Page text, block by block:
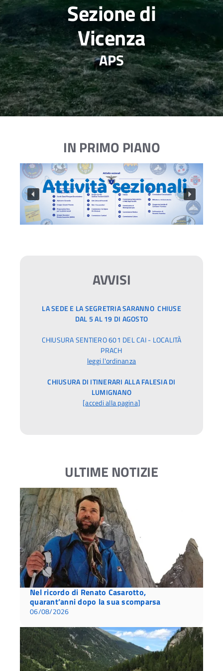
Sezione di
Vicenza
APS
IN PRIMO PIANO
AVVISI
LA SEDE E LA SEGRETRIA SARANNO CHIUSE
DAL 5 AL 19 DI AGOSTO
CHIUSURA SENTIERO 601 DEL CAI - LOCALITÀ
PRACH
leggi l'ordinanza
CHIUSURA DI ITINERARI ALLA FALESIA DI
LUMIGNANO
[accedi alla pagina]
ULTIME NOTIZIE
Nel ricordo di Renato Casarotto,
quarant’anni dopo la sua scomparsa
06/08/2026